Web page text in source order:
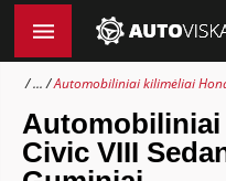
... Automobiliniai kilimėliai
Civic VIII